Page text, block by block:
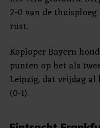
2-0 van de
rust.
Koploper Bayern
punten op het als
Leipzig, dat vrijdag
(0-1).